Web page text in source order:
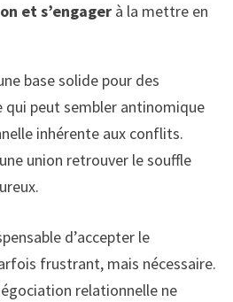
et s’engagerà la mettre en
base solide pour des
qui peut sembler antinomique
inhérente aux conflits.
union retrouver le souffle
d’accepter le
frustrant, mais nécessaire.
relationnelle ne